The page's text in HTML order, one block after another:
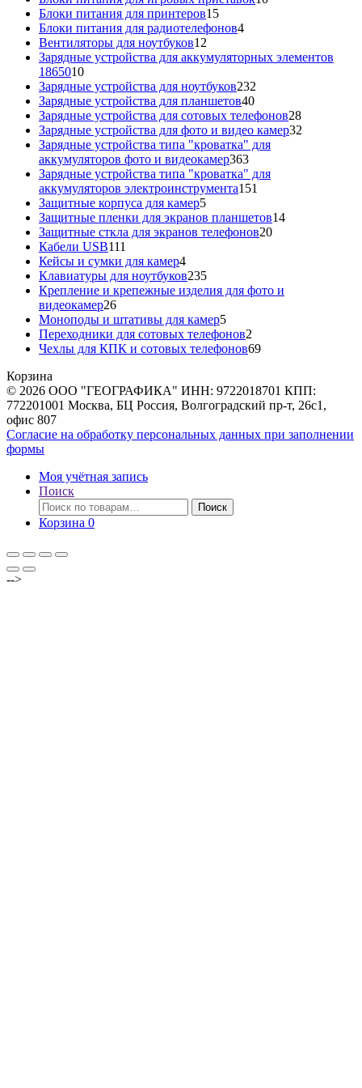
Блоки питания для принтеров1515
товаров
Блоки питания для радиотелефонов44
Вентиляторы для ноутбуков12
товаров
Зарядные устройства для аккумуляторных элементов
186501010
товаров
Зарядные устройства для ноутбуков232
Зарядные устройства для планшетов4040
товаров
Зарядные устройства для сотовых телефонов2828
товаров
Зарядные устройства для фото и видео камер32
Зарядные устройства типа "кроватка" для
аккумуляторов фото и видеокамер363363
товара
Зарядные устройства типа "кроватка" для
аккумуляторов электроинструмента151
Защитные корпуса для камер55
товаров
Защитные пленки для экранов планшетов1414
Защитные сткла для экранов телефонов2020
Кабели USB111
товаров
Кейсы и сумки для камер44
товара
Клавиатуры для ноутбуков235235
товаров
Крепление и крепежные изделия для фото и
видеокамер2626
товаров
Моноподы и штативы для камер55
товаров
Переходники для сотовых телефонов2
товара
Чехлы для КПК и сотовых телефонов6969
Корзина
© 2026 ООО "ГЕОГРАФИКА" ИНН: 9722018701 КПП:
772201001 Москва, БЦ Россия, Волгоградский пр-т, 26с1,
офис 807
Согласие на обработку персональных данных при заполнении
формы
Моя учётная запись
Поиск
Искать:
Поиск
Корзина 0
-->